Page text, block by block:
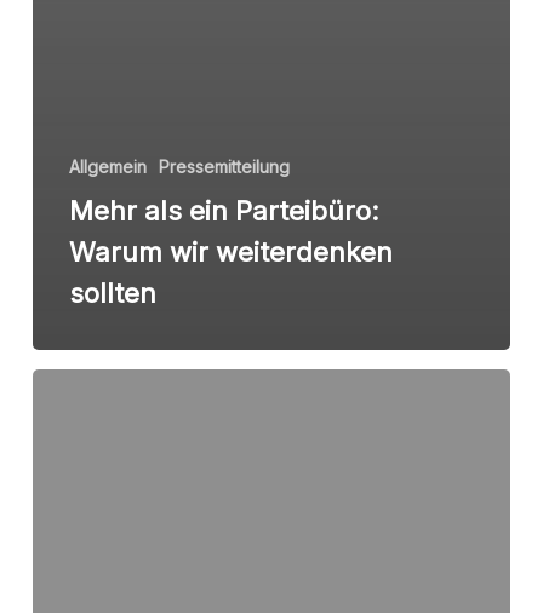
Allgemein Pressemitteilung
Mehr als ein Parteibüro:
Warum wir weiterdenken
sollten